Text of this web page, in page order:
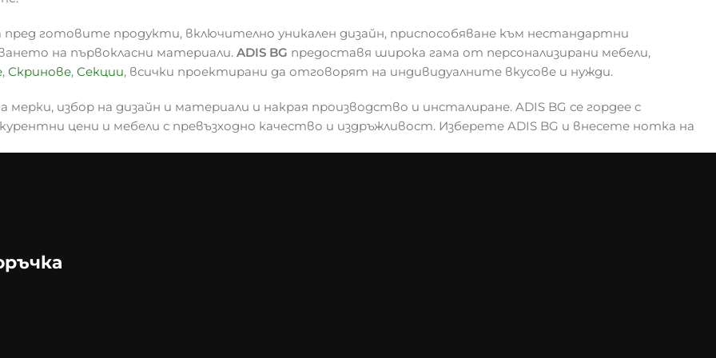
готовите продукти, включително уникален дизайн, приспособяване към нестандартни
на първокласни материали. ADIS BG предоставя широка гама от персонализирани мебели,
, Скринове, Секции, всички проектирани да отговорят на индивидуалните вкусове и нужди.
избор на дизайн и материали и накрая производство и инсталиране. ADIS BG се гордее с
цени и мебели с превъзходно качество и издръжливост. Изберете ADIS BG и внесете нотка на